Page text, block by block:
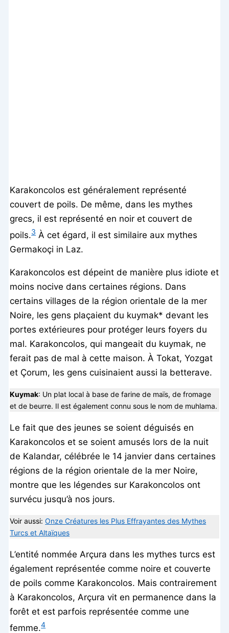
Karakoncolos est généralement représenté
couvert de poils. De même, dans les mythes
grecs, il est représenté en noir et couvert de
poils.3À cet égard, il est similaire aux mythes
Germakoçi in Laz.
Karakoncolos est dépeint de manière plus idiote et
moins nocive dans certaines régions. Dans
certains villages de la région orientale de la mer
Noire, les gens plaçaient du kuymak* devant les
portes extérieures pour protéger leurs foyers du
mal. Karakoncolos, qui mangeait du kuymak, ne
ferait pas de mal à cette maison. À Tokat, Yozgat
et Çorum, les gens cuisinaient aussi la betterave.
Kuymak: Un plat local à base de farine de maïs, de fromage
et de beurre. Il est également connu sous le nom de muhlama.
Le fait que des jeunes se soient déguisés en
Karakoncolos et se soient amusés lors de la nuit
de Kalandar, célébrée le 14 janvier dans certaines
régions de la région orientale de la mer Noire,
montre que les légendes sur Karakoncolos ont
survécu jusqu’à nos jours.
Voir aussi:Onze Créatures les Plus Effrayantes des Mythes
Turcs et Altaïques
L’entité nommée Arçura dans les mythes turcs est
également représentée comme noire et couverte
de poils comme Karakoncolos. Mais contrairement
à Karakoncolos, Arçura vit en permanence dans la
forêt et est parfois représentée comme une
femme.4